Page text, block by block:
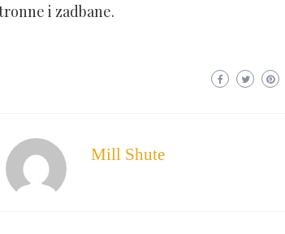
i zadbane.
Mill Shute